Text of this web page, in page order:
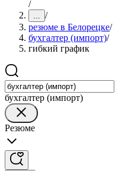
/
... /
резюме в Белорецке/
бухгалтер (импорт)/
гибкий график
бухгалтер (импорт)
Резюме